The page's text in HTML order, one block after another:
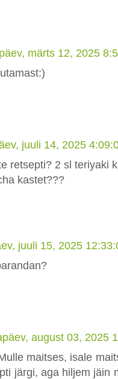
märts 12, 2025
juuli 14, 2025
retsepti? 2 sl teriyaki
kastet???
juuli 15, 2025
august 03, 2025
maitses, isale
järgi, aga hiljem jäin